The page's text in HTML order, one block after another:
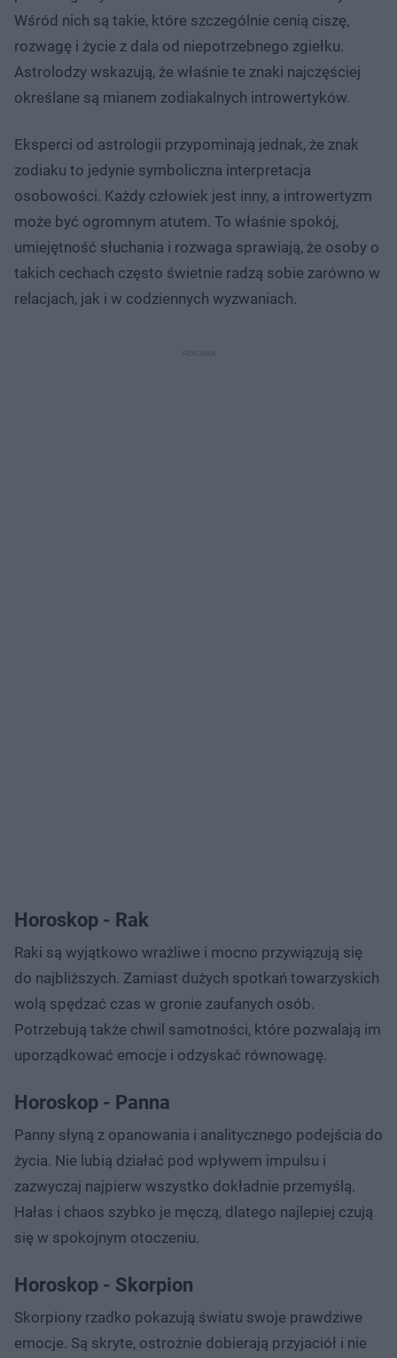
Wśród nich są takie, które szczególnie cenią ciszę,
rozwagę i życie z dala od niepotrzebnego zgiełku.
Astrolodzy wskazują, że właśnie te znaki najczęściej
określane są mianem zodiakalnych introwertyków.
Eksperci od astrologii przypominają jednak, że znak
zodiaku to jedynie symboliczna interpretacja
osobowości. Każdy człowiek jest inny, a introwertyzm
może być ogromnym atutem. To właśnie spokój,
umiejętność słuchania i rozwaga sprawiają, że osoby o
takich cechach często świetnie radzą sobie zarówno w
relacjach, jak i w codziennych wyzwaniach.
Horoskop - Rak
Raki są wyjątkowo wrażliwe i mocno przywiązują się
do najbliższych. Zamiast dużych spotkań towarzyskich
wolą spędzać czas w gronie zaufanych osób.
Potrzebują także chwil samotności, które pozwalają im
uporządkować emocje i odzyskać równowagę.
Horoskop - Panna
Panny słyną z opanowania i analitycznego podejścia do
życia. Nie lubią działać pod wpływem impulsu i
zazwyczaj najpierw wszystko dokładnie przemyślą.
Hałas i chaos szybko je męczą, dlatego najlepiej czują
się w spokojnym otoczeniu.
Horoskop - Skorpion
Skorpiony rzadko pokazują światu swoje prawdziwe
emocje. Są skryte, ostrożnie dobierają przyjaciół i nie